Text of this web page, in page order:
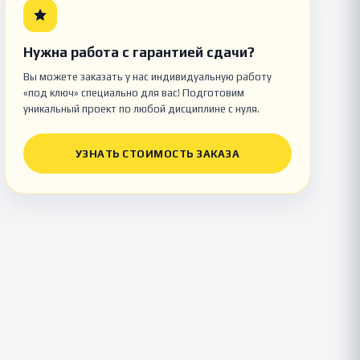
Нужна работа с гарантией сдачи?
Вы можете заказать у нас индивидуальную работу
«под ключ» специально для вас! Подготовим
уникальный проект по любой дисциплине с нуля.
УЗНАТЬ СТОИМОСТЬ ЗАКАЗА